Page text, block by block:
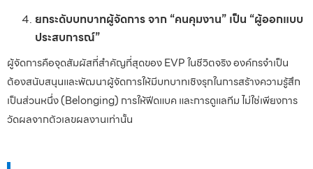
ยกระดับบทบาทผู้จัดการ จาก “คนคุมงาน” เป็น “ผู้ออกแบบ
ประสบการณ์”
ผู้จัดการคือจุดสัมผัสที่สำคัญที่สุดของ EVP ในชีวิตจริง องค์กรจำเป็น
ต้องสนับสนุนและพัฒนาผู้จัดการให้มีบทบาทเชิงรุกในการสร้างความรู้สึก
เป็นส่วนหนึ่ง (Belonging) การให้ฟีดแบค และการดูแลทีม ไม่ใช่เพียงการ
วัดผลจากตัวเลขผลงานเท่านั้น